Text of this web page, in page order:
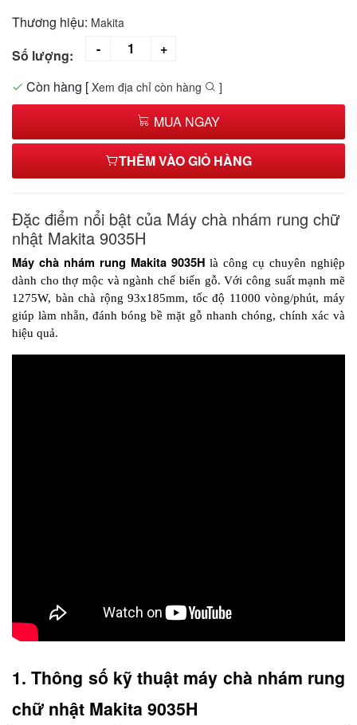
Thương hiệu: Makita
Số lượng:
Còn hàng [ Xem địa chỉ còn hàng ]
MUA NGAY
THÊM VÀO GIỎ HÀNG
Đặc điểm nổi bật của Máy chà nhám rung chữ
nhật Makita 9035H
Máy chà nhám rung Makita 9035H là công cụ chuyên nghiệp
dành cho thợ mộc và ngành chế biến gỗ. Với công suất mạnh mẽ
1275W, bàn chà rộng 93x185mm, tốc độ 11000 vòng/phút, máy
giúp làm nhẵn, đánh bóng bề mặt gỗ nhanh chóng, chính xác và
hiệu quả.
1. Thông số kỹ thuật máy chà nhám rung
chữ nhật Makita 9035H